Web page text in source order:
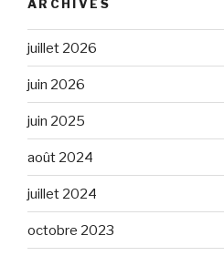
ARCHIVES
juillet 2026
juin 2026
juin 2025
août 2024
juillet 2024
octobre 2023